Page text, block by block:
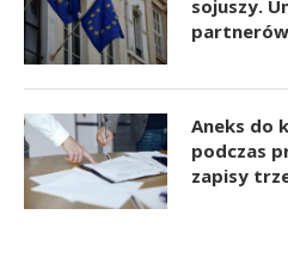
sojuszy.
Aneks do
podczas
zapisy